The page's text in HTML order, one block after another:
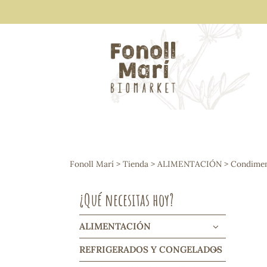
Arroces y legumbres
Frutos secos y snacks
Cereales, mueslis, hinchados y
Galletas y dulces
Vinos y cavas
Condimentos y salsas
Harinas y sémolas
Pasta
Fonoll Marí > Tienda > ALIMENTACIÓN >
¿Qué necesitas hoy?
ALIMENTACIÓN
REFRIGERADOS Y CONGELADOS